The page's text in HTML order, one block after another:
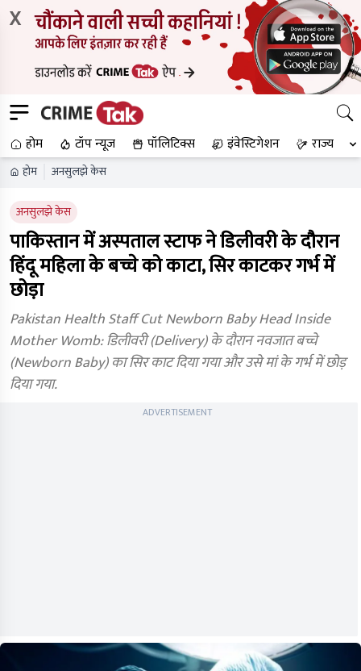
X
होम टॉप न्यूज पॉलिटिक्स इंवेस्टिगेशन राज्य
होम अनसुलझे केस
अनसुलझे केस
पाकिस्तान में अस्पताल स्टाफ ने डिलीवरी के दौरान
हिंदू महिला के बच्चे को काटा, सिर काटकर गर्भ में
छोड़ा
Pakistan Health Staff Cut Newborn Baby Head Inside
Mother Womb: डिलीवरी (Delivery) के दौरान नवजात बच्चे
(Newborn Baby) का सिर काट दिया गया और उसे मां के गर्भ में छोड़
दिया गया.
ADVERTISEMENT